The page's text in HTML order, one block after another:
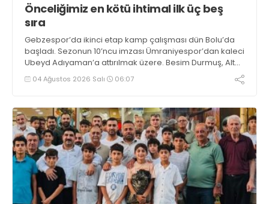
Önceliğimiz en kötü ihtimal ilk üç beş
sıra
Gebzespor’da ikinci etap kamp çalışması dün Bolu’da
başladı. Sezonun 10’ncu imzası Ümraniyespor’dan kaleci
Ubeyd Adıyaman’a attırılmak üzere. Besim Durmuş, Alt
Ligler’e verdiği demeçte, “Öncelikli hedefimiz en kötü
ihtimalle ilk üç beş sıra” dedi
04 Ağustos 2026 Salı 06:07